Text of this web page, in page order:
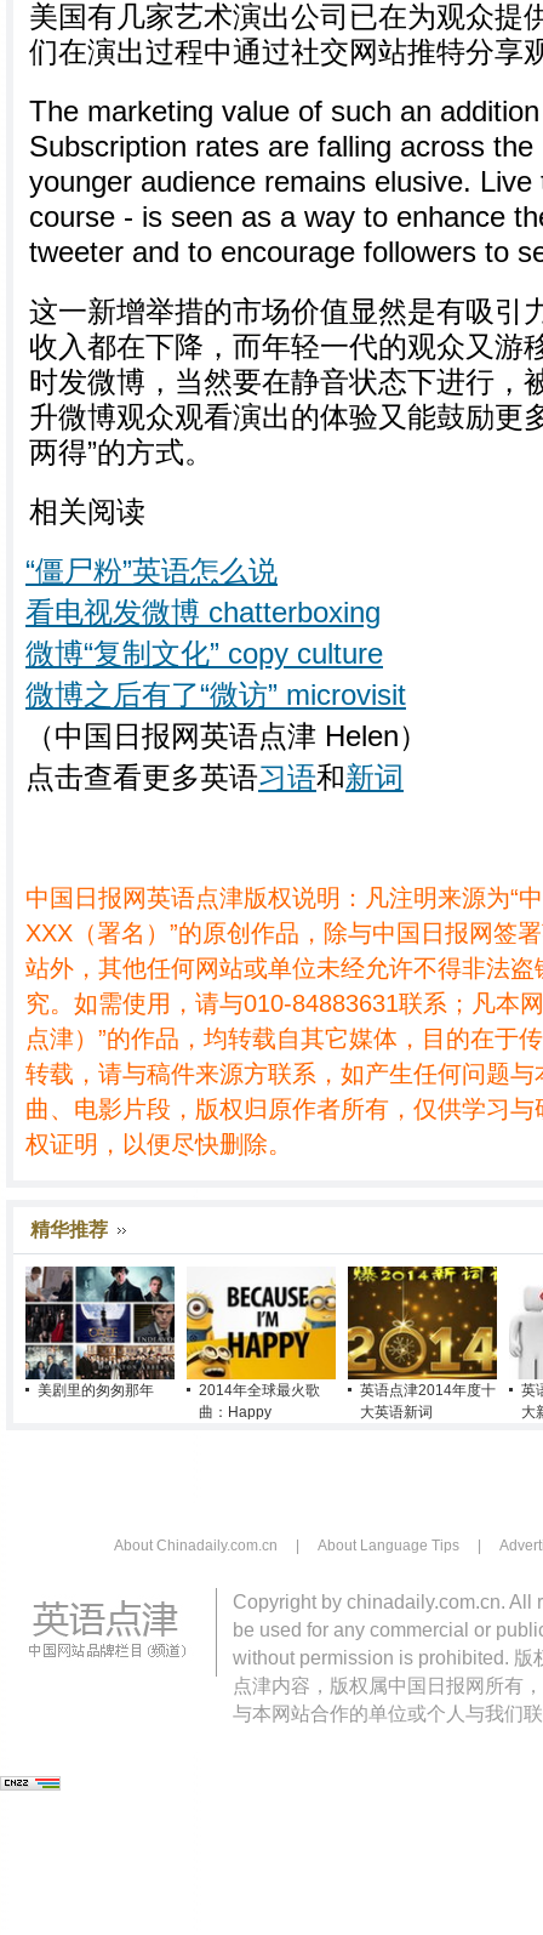
美国有几家艺术演出公司已在为观众提
们在演出过程中通过社交网站推特分享
The marketing value of such an
Subscription rates are falling across the
younger audience remains elusive.
course - is seen as a way to enhance
tweeter and to encourage followers to
这一新增举措的市场价值显然是有吸引
收入都在下降，而年轻一代的观众又游
时发微博，当然要在静音状态下进行，
升微博观众观看演出的体验又能鼓励更
两得”的方式。
相关阅读
“僵尸粉”英语怎么说
看电视发微博 chatterboxing
微博“复制文化” copy culture
微博之后有了“微访” microvisit
（中国日报网英语点津 Helen）
点击查看更多英语习语和新词
中国日报网英语点津版权说明：凡注明来源为“
XXX（署名）”的原创作品，除与中国日报网签
站外，其他任何网站或单位未经允许不得非法
究。如需使用，请与010-84883631联系；凡本
点津）”的作品，均转载自其它媒体，目的在于
转载，请与稿件来源方联系，如产生任何问题
曲、电影片段，版权归原作者所有，仅供学习
权证明，以便尽快删除。
精华推荐
美剧里的匆匆那年
2014年全球最火歌
曲：Happy
英语点津2014年度十
大英语新词
英
大
About Chinadaily.com.cn About Language Tips
Copyright by chinadaily.com.cn. All
be used for any commercial or
without permission is prohibited.
点津内容，版权属中国日报网所有
与本网站合作的单位或个人与我们